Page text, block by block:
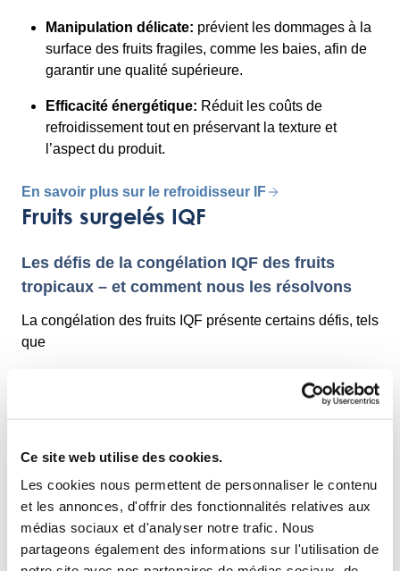
Ce site web utilise des cookies.
Les cookies nous permettent de personnaliser le contenu
et les annonces, d'offrir des fonctionnalités relatives aux
médias sociaux et d'analyser notre trafic. Nous
partageons également des informations sur l'utilisation de
Manipulation délicate: prévient les dommages à la
surface des fruits fragiles, comme les baies, afin de
garantir une qualité supérieure.
Efficacité énergétique: Réduit les coûts de
refroidissement tout en préservant la texture et
l’aspect du produit.
En savoir plus sur le refroidisseur IF
Fruits surgelés IQF
Les défis de la congélation IQF des fruits
tropicaux – et comment nous les résolvons
La congélation des fruits IQF présente certains défis, tels
que
Les fruits collants
coupés en dés ou en tranches ont tendance à
Déshydratation des produits:
excessive de givre entraîne une perte d’humidité, ce
qui réduit le rendement et la qualité.
Dommages à la surface :Le maintien d’une
surface lisse et d’un aspect naturel est un défi, en